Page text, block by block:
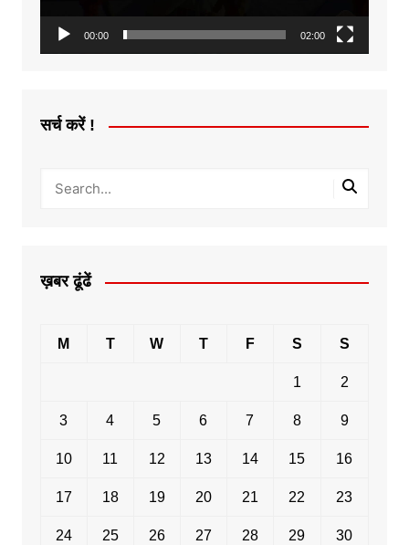
00:00 02:00
सर्च करें !
ख़बर ढूंढें
M T W T F S S
1 2
3 4 5 6 7 8 9
10 11 12 13 14 15 16
17 18 19 20 21 22 23
24 25 26 27 28 29 30